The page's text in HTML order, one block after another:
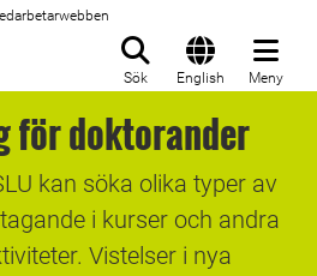
Sök English Meny
för doktorander
kan söka olika typer av
i kurser och andra
Vistelser i nya